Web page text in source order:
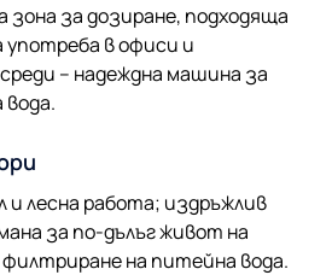
зона за дозиране, подходяща
в офиси и
– надеждна машина за
и лесна работа; издръжлив
за по-дълъг живот на
на питейна вода.